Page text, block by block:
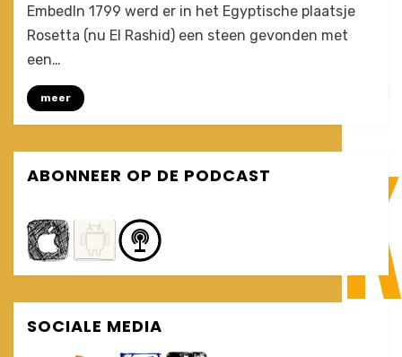
spraakontwarring
(VersSpreken
EmbedIn 1799 werd er in het Egyptische plaatsje
Rosetta (nu El Rashid) een steen gevonden met
een…
meer
ABONNEER OP DE PODCAST
SOCIALE MEDIA